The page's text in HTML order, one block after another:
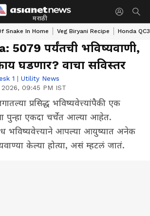
मराठी
Snake In Home Veg Biryani Recipe Honda
5079 पर्यंतची भविष्यवाणी,
घडणार? वाचा सविस्तर
1 | Utility News
09:45 PM IST
प्रसिद्ध भविष्यवेत्त्यांपैकी एक
पुन्हा एकदा चर्चेत आल्या आहेत.
भविष्यवेत्त्याने आपल्या आयुष्यात अनेक
केल्या होत्या, असं म्हटलं जातं.